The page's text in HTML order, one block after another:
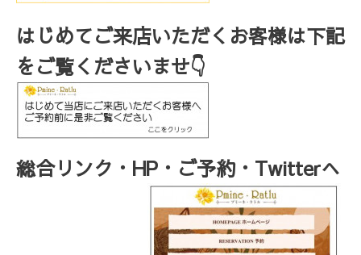
はじめてご来店いただくお客様は下記
をご覧くださいませ👇
総合リンク・HP・ご予約・Twitterへ